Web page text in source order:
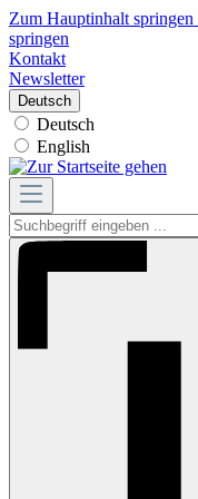
Zum Hauptinhalt springen
springen
Kontakt
Newsletter
Deutsch
Deutsch
English